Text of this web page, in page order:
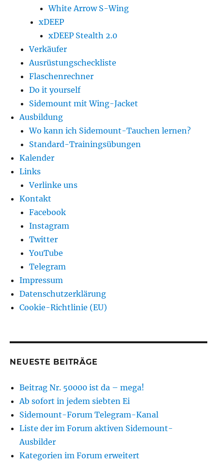
White Arrow S-Wing
xDEEP
xDEEP Stealth 2.0
Verkäufer
Ausrüstungscheckliste
Flaschenrechner
Do it yourself
Sidemount mit Wing-Jacket
Ausbildung
Wo kann ich Sidemount-Tauchen lernen?
Standard-Trainingsübungen
Kalender
Links
Verlinke uns
Kontakt
Facebook
Instagram
Twitter
YouTube
Telegram
Impressum
Datenschutzerklärung
Cookie-Richtlinie (EU)
NEUESTE BEITRÄGE
Beitrag Nr. 50000 ist da – mega!
Ab sofort in jedem siebten Ei
Sidemount-Forum Telegram-Kanal
Liste der im Forum aktiven Sidemount-
Ausbilder
Kategorien im Forum erweitert